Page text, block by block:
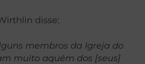
disse:
membros da Igreja do
muito aquém dos [seus]